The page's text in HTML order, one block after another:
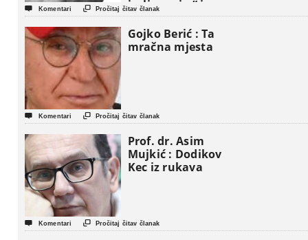
iseljavanja ” iz
Gaze
 Komentari  Pročitaj čitav članak
Gojko Berić : Ta
mračna mjesta
 Komentari  Pročitaj čitav članak
Prof. dr. Asim
Mujkić : Dodikov
Kec iz rukava
 Komentari  Pročitaj čitav članak